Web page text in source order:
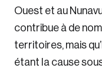
Ouest et au
contribue à de
territoires, mais
étant la cause